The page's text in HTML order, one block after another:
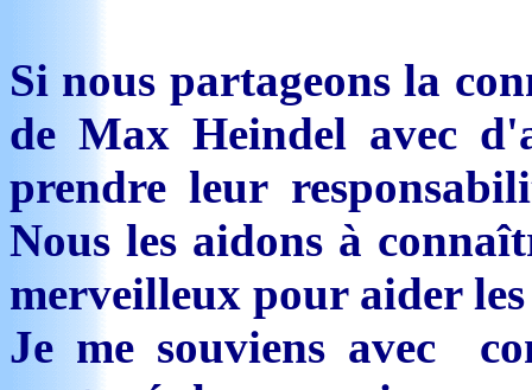
Si nous partageons la
de Max Heindel avec
prendre leur
Nous les aidons à
merveilleux pour aider
Je me souviens avec